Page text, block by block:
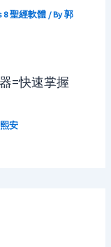
8 聖經軟體/ By郭
=快速掌握
安